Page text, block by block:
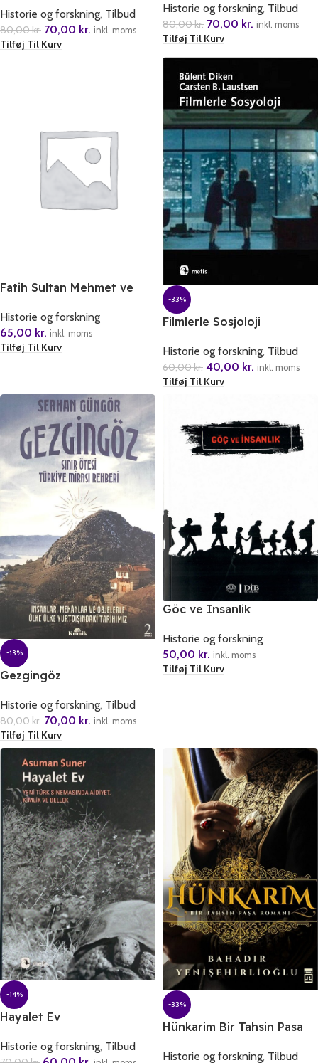
Historie og forskning, Tilbud
80,00kr. 70,00 kr. inkl. moms
Tilføj Til Kurv
Historie og forskning, Tilbud
80,00kr. 70,00 kr. inkl. moms
Tilføj Til Kurv
Fatih Sultan Mehmet ve
Historie og forskning
65,00 kr. inkl. moms
Tilføj Til Kurv
-33%
Filmlerle Sosjoloji
Historie og forskning, Tilbud
60,00kr. 40,00 kr. inkl. moms
Tilføj Til Kurv
-13%
Gezgingöz
Historie og forskning, Tilbud
80,00kr. 70,00 kr. inkl. moms
Tilføj Til Kurv
Göc ve Insanlik
Historie og forskning
50,00 kr. inkl. moms
Tilføj Til Kurv
-14%
Hayalet Ev
Historie og forskning, Tilbud
-33%
Hünkarim Bir Tahsin Pasa
Historie og forskning, Tilbud